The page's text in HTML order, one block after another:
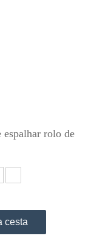
espalhar rolo de
cesta